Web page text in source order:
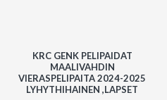
KRC GENK PELIPAIDAT
MAALIVAHDIN
VIERASPELIPAITA 2024-2025
LYHYTHIHAINEN ,LAPSET